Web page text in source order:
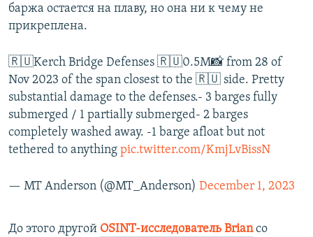
баржа остается на плаву, но она ни к чему не
прикреплена.
🇷🇺Kerch Bridge Defenses 🇷🇺0.5M📸 from 28 of
Nov 2023 of the span closest to the 🇷🇺 side. Pretty
substantial damage to the defenses.- 3 barges fully
submerged / 1 partially submerged- 2 barges
completely washed away. -1 barge afloat but not
tethered to anything pic.twitter.com/KmjLvBissN
— MT Anderson (@MT_Anderson) December 1, 2023
До этого другой OSINT-исследователь Brian со